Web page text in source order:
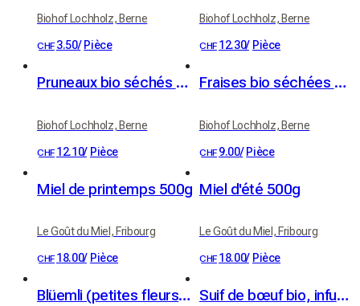
Biohof Lochholz, Berne
CHF 3.50/ Pièce
Biohof Lochholz, Berne
CHF 12.30/ Pièce
Pruneaux bio séchés de vergers haute-tige 100g
Biohof Lochholz, Berne
CHF 12.10/ Pièce
Fraises bio séchées 40 g
Biohof Lochholz, Berne
CHF 9.00/ Pièce
Miel de printemps 500g
Le Goût du Miel, Fribourg
CHF 18.00/ Pièce
Miel d'été 500g
Le Goût du Miel, Fribourg
CHF 18.00/ Pièce
Blüemli (petites fleurs) de blé dur bio au safran (250 g) Suif de bœuf bio, infusé au romarin